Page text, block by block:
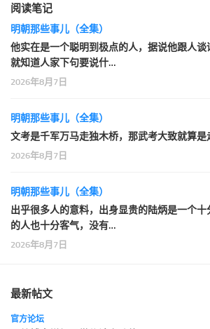
阅读笔记
明朝那些事儿（全集）
他实在是一个聪明到极点的人，据说他跟人
就知道人家下句要说什…
2026年8月7日
明朝那些事儿（全集）
文考是千军万马走独木桥，那武考大致就算是
2026年8月7日
明朝那些事儿（全集）
出乎很多人的意料，出身显贵的陆炳是一个十
的人也十分客气，没有…
2026年8月7日
最新帖文
官方论坛